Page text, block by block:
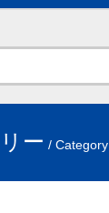
ー / Category